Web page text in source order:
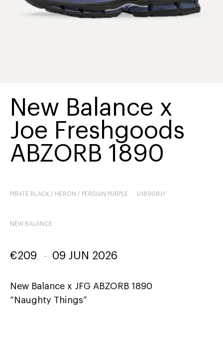
New Balance x
Joe Freshgoods
ABZORB 1890
PIRATE BLACK / HERON / PERSIAN PURPLE U18908JY
NEW BALANCE
€209 - 09 JUN 2026
New Balance x JFG ABZORB 1890
“Naughty Things”